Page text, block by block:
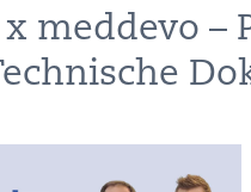
meddevo –